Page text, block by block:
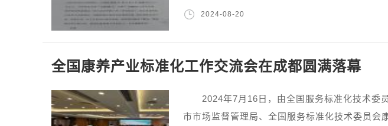
2024-08-20
全国康养产业标准化工作交流会在成都圆满落幕
2024年7月16日，由全国服务标准化技术委
市市场监督管理局、全国服务标准化技术委员会